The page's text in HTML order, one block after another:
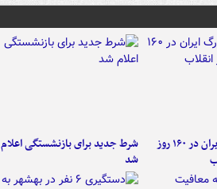
۶ دستاورد بزرگ ایران در ۱۶۰ روز
شرط جدید برای بازنشستگی اعلام
شد